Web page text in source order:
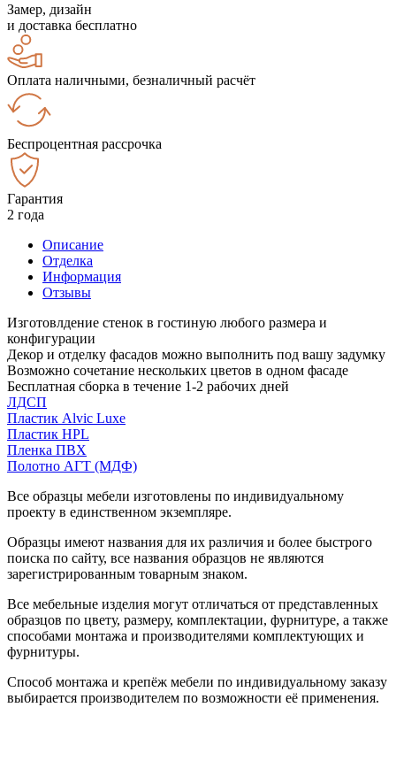
Замер, дизайн
и доставка бесплатно
Оплата наличными, безналичный расчёт
Беспроцентная рассрочка
Гарантия
2 года
Описание
Отделка
Информация
Отзывы
Изготовлдение стенок в гостиную любого размера и
конфигурации
Декор и отделку фасадов можно выполнить под вашу задумку
Возможно сочетание нескольких цветов в одном фасаде
Бесплатная сборка в течение 1-2 рабочих дней
ЛДСП
Пластик Alvic Luxe
Пластик HPL
Пленка ПВХ
Полотно АГТ (МДФ)
Все образцы мебели изготовлены по индивидуальному
проекту в единственном экземпляре.
Образцы имеют названия для их различия и более быстрого
поиска по сайту, все названия образцов не являются
зарегистрированным товарным знаком.
Все мебельные изделия могут отличаться от представленных
образцов по цвету, размеру, комплектации, фурнитуре, а также
способами монтажа и производителями комплектующих и
фурнитуры.
Способ монтажа и крепёж мебели по индивидуальному заказу
выбирается производителем по возможности её применения.